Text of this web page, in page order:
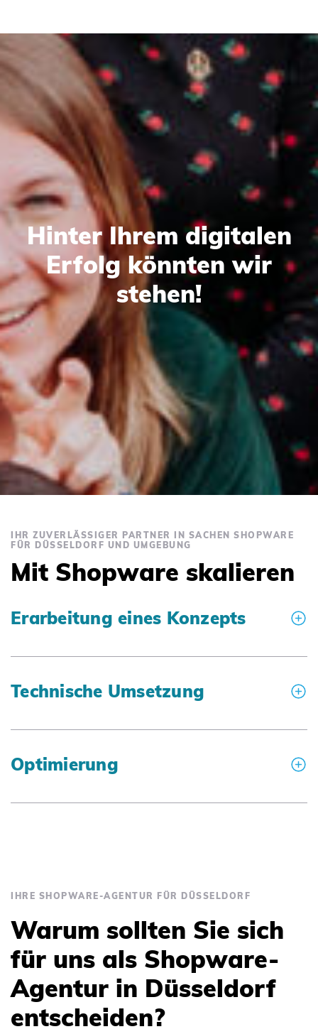
Hinter Ihrem digitalen
Erfolg könnten wir
stehen!
IHR ZUVERLÄSSIGER PARTNER IN SACHEN SHOPWARE
FÜR DÜSSELDORF UND UMGEBUNG
Mit Shopware skalieren
Erarbeitung eines Konzepts
Technische Umsetzung
Optimierung
IHRE SHOPWARE-AGENTUR FÜR DÜSSELDORF
Warum sollten Sie sich
für uns als Shopware-
Agentur in Düsseldorf
entscheiden?